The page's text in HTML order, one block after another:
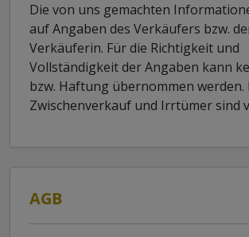
Die von uns gemachten
auf Angaben des Verkäufers bzw.
Verkäuferin. Für die Richtigkeit und
Vollständigkeit der Angaben kann
bzw. Haftung übernommen werden.
Zwischenverkauf und Irrtümer sind
AGB